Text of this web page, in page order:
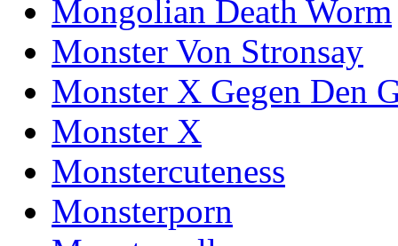
Mongolian Death Worm
Monster Von Stronsay
Monster X Gegen Den
Monster X
Monstercuteness
Monsterporn